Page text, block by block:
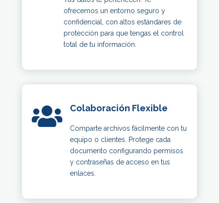
ofrecemos un entorno seguro y
confidencial, con altos estándares de
protección para que tengas el control
total de tu información.
 Colaboración Flexible
Comparte archivos fácilmente con tu
equipo o clientes. Protege cada
documento configurando permisos
y contraseñas de acceso en tus
enlaces.